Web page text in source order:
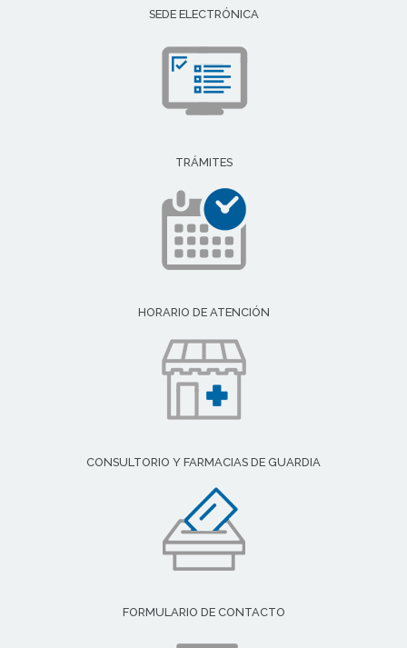
SEDE ELECTRÓNICA
TRÁMITES
HORARIO DE ATENCIÓN
CONSULTORIO Y FARMACIAS DE GUARDIA
FORMULARIO DE CONTACTO